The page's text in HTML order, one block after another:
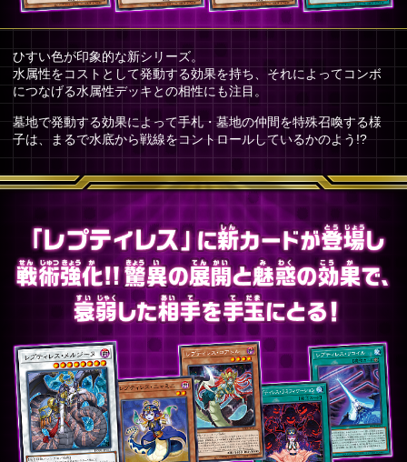
ひすい色が印象的な新シリーズ。
水属性をコストとして発動する効果を持ち、それによってコンボ
につなげる水属性デッキとの相性にも注目。
墓地で発動する効果によって手札・墓地の仲間を特殊召喚する様
子は、まるで水底から戦線をコントロールしているかのよう!?